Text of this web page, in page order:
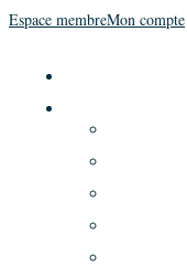
Espace membreMon compte
Éditions
Livres